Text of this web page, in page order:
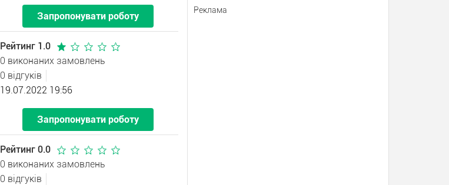
Запропонувати роботу
Рейтинг 1.0
0 виконаних замовлень
0 відгуків
19.07.2022 19:56
Запропонувати роботу
Рейтинг 0.0
0 виконаних замовлень
0 відгуків
Реклама